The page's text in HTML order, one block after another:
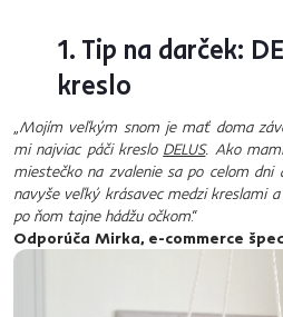
1. Tip na darček:
kreslo
„Mojím veľkým snom je mať doma
mi najviac páči kreslo DELUS. Ako
miestečko na zvalenie sa po celom dni
navyše veľký krásavec medzi kreslami
po ňom tajne hádžu očkom.“
Odporúča Mirka, e-commerce